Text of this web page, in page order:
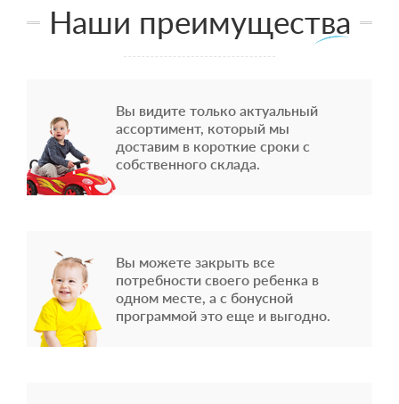
Наши преимущества
Вы видите только актуальный
ассортимент, который мы
доставим в короткие сроки с
собственного склада.
Вы можете закрыть все
потребности своего ребенка в
одном месте, а с бонусной
программой это еще и выгодно.